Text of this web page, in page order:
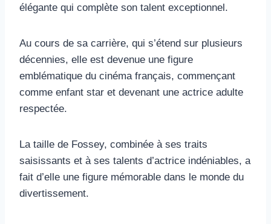
élégante qui complète son talent exceptionnel.
Au cours de sa carrière, qui s’étend sur plusieurs
décennies, elle est devenue une figure
emblématique du cinéma français, commençant
comme enfant star et devenant une actrice adulte
respectée.
La taille de Fossey, combinée à ses traits
saisissants et à ses talents d’actrice indéniables, a
fait d’elle une figure mémorable dans le monde du
divertissement.